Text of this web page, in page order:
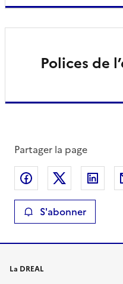
Polices de
Partager la page
Partager surPartager
S'abonner
La DREAL